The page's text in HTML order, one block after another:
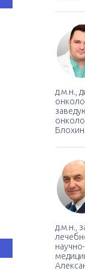
д.м.н.,
д.м.н.,